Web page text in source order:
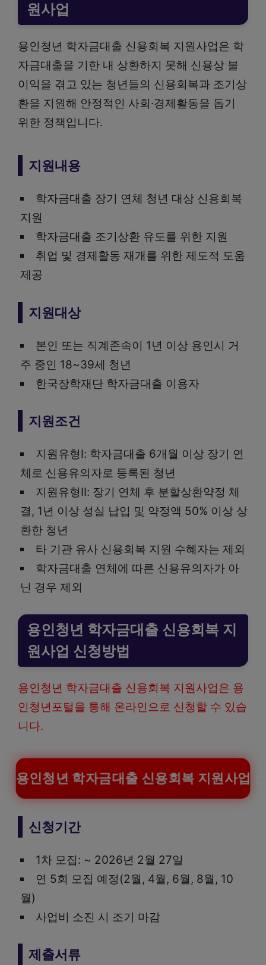
원사업
용인청년 학자금대출 신용회복 지원사업은 학
자금대출을 기한 내 상환하지 못해 신용상 불
이익을 겪고 있는 청년들의 신용회복과 조기상
환을 지원해 안정적인 사회·경제활동을 돕기
위한 정책입니다.
지원내용
학자금대출 장기 연체 청년 대상 신용회복
지원
학자금대출 조기상환 유도를 위한 지원
취업 및 경제활동 재개를 위한 제도적 도움
제공
지원대상
본인 또는 직계존속이 1년 이상 용인시 거
주 중인 18~39세 청년
한국장학재단 학자금대출 이용자
지원조건
지원유형Ⅰ: 학자금대출 6개월 이상 장기 연
체로 신용유의자로 등록된 청년
지원유형Ⅱ: 장기 연체 후 분할상환약정 체
결, 1년 이상 성실 납입 및 약정액 50% 이상 상
환한 청년
타 기관 유사 신용회복 지원 수혜자는 제외
학자금대출 연체에 따른 신용유의자가 아
닌 경우 제외
용인청년 학자금대출 신용회복 지
원사업 신청방법
용인청년 학자금대출 신용회복 지원사업은 용
인청년포털을 통해 온라인으로 신청할 수 있습
니다.
용인청년 학자금대출 신용회복 지원사업
신청기간
1차 모집: ~ 2026년 2월 27일
연 5회 모집 예정(2월, 4월, 6월, 8월, 10
월)
사업비 소진 시 조기 마감
제출서류